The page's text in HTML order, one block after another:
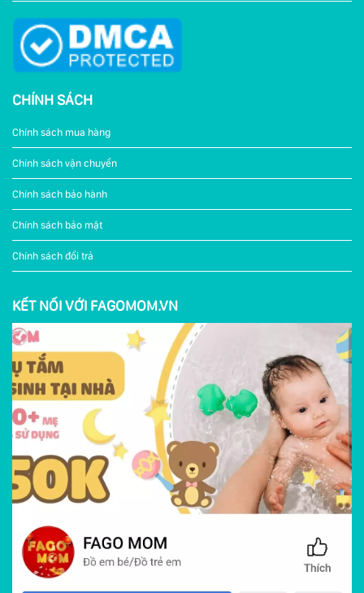
CHÍNH SÁCH
Chính sách mua hàng
Chính sách vận chuyển
Chính sách bảo hành
Chính sách bảo mật
Chính sách đổi trả
KẾT NỐI VỚI FAGOMOM.VN